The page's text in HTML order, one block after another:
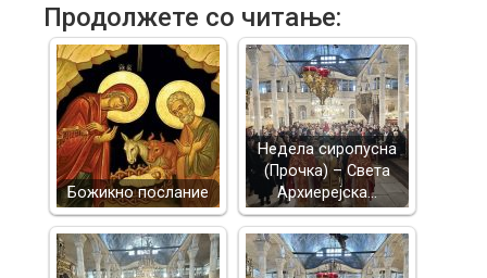
Продолжете со читање:
Божикно послание
Недела сиропусна
(Прочка) – Света
Архиерејска…